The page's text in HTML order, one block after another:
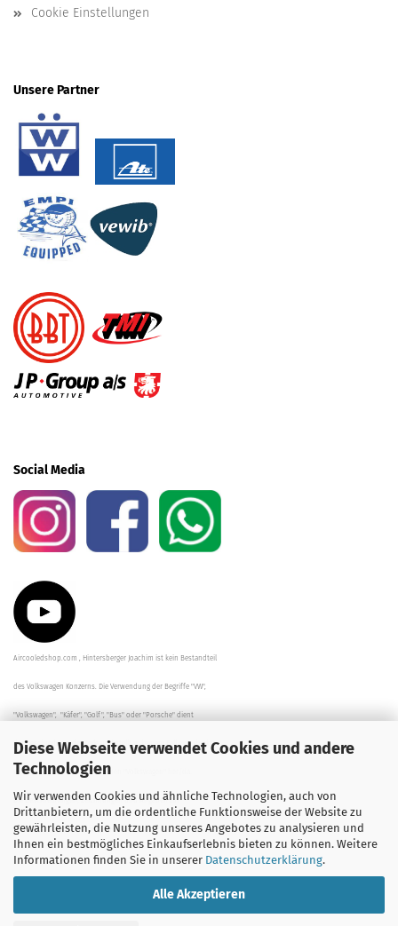
Diese Webseite verwendet Cookies und andere
Technologien
Wir verwenden Cookies und ähnliche Technologien, auch von
Drittanbietern, um die ordentliche Funktionsweise der Website zu
gewährleisten, die Nutzung unseres Angebotes zu analysieren und
Ihnen ein bestmögliches Einkaufserlebnis bieten zu können. Weitere
Informationen finden Sie in unserer Datenschutzerklärung.
Alle Akzeptieren
Cookie Einstellungen
Unsere Partner
Social Media
Aircooledshop.com , Hintersberger Joachim ist kein Bestandteil
des Volkswagen Konzerns. Die Verwendung der Begriffe "VW",
"Volkswagen", "Käfer", "Golf", "Bus" oder "Porsche" dient
der Beschreibung der Teile und stellt in keinem Fall eine direkte
Verbindung zu dem Unternehmen "Volkswagen" her/da.
Die Beschreibungen, Zeichnungen und Angaben zur
Verwendung sind sorgfältig überprüft worden.